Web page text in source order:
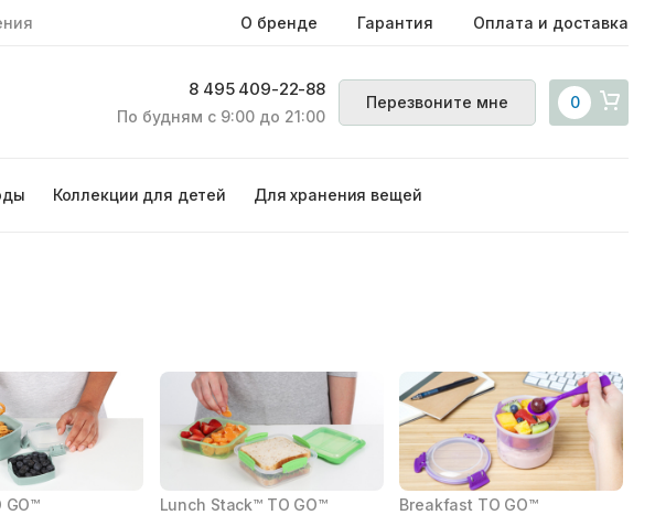
О бренде Гарантия Оплата и доставка
8 495 409-22-88
По будням с 9:00 до 21:00
Перезвоните мне 0
Коллекции для детей Для хранения вещей
GO™ Lunch Stack™ TO GO™ Breakfast TO GO™